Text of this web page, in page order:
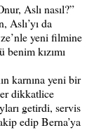
Aslı nasıl?”
da
yeni filmine
kızımı
karnına yeni bir
dikkatlice
getirdi, servis
edip Berna’ya